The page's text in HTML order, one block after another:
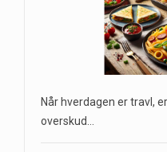
Når hverdagen er travl,
overskud…